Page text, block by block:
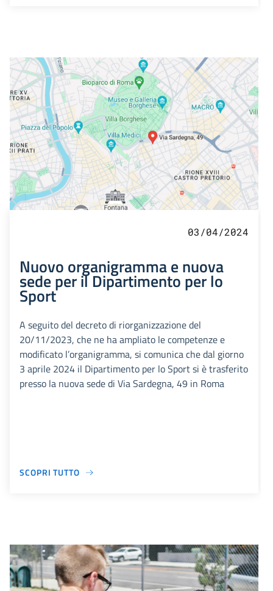
03/04/2024
Nuovo organigramma e nuova
sede per il Dipartimento per lo
Sport
A seguito del decreto di riorganizzazione del
20/11/2023, che ne ha ampliato le competenze e
modificato l’organigramma, si comunica che dal giorno
3 aprile 2024 il Dipartimento per lo Sport si è trasferito
presso la nuova sede di Via Sardegna, 49 in Roma
SCOPRI TUTTO